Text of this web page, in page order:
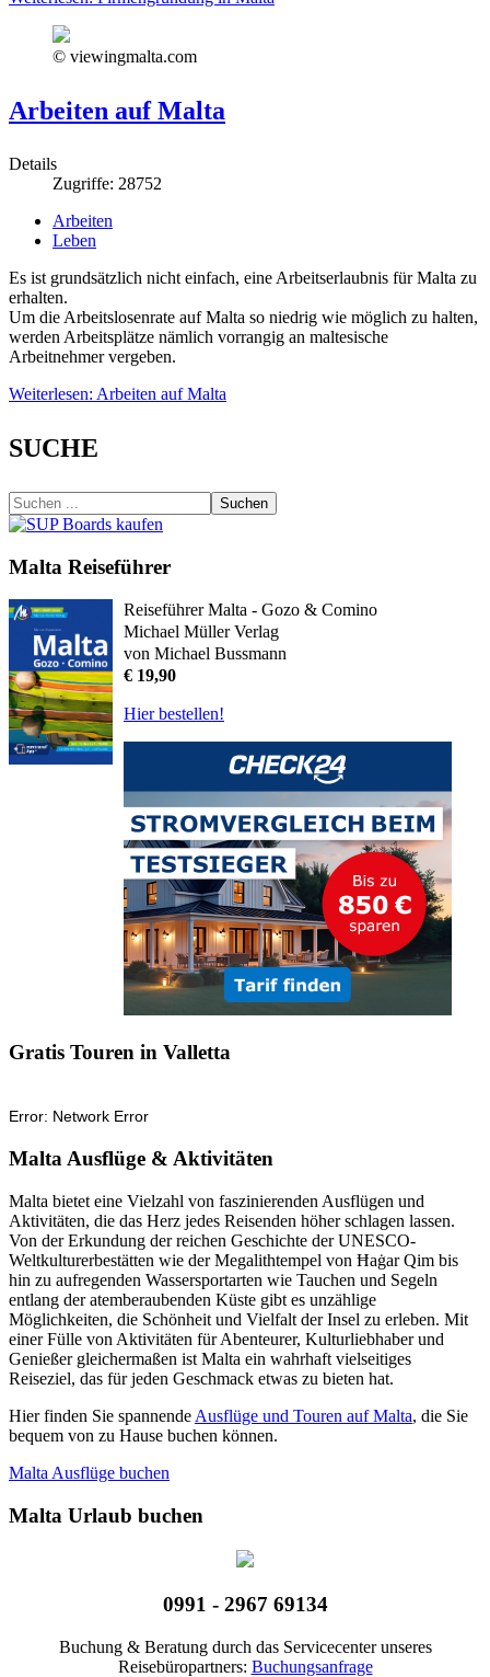
© viewingmalta.com
Arbeiten auf Malta
Details
Zugriffe: 28752
Arbeiten
Leben
Es ist grundsätzlich nicht einfach, eine Arbeitserlaubnis für Malta zu
erhalten.
Um die Arbeitslosenrate auf Malta so niedrig wie möglich zu halten,
werden Arbeitsplätze nämlich vorrangig an maltesische
Arbeitnehmer vergeben.
Weiterlesen: Arbeiten auf Malta
SUCHE
Suchen
Malta Reiseführer
Reiseführer Malta - Gozo & Comino
Michael Müller Verlag
von Michael Bussmann
€ 19,90
Hier bestellen!
Gratis Touren in Valletta
Malta Ausflüge & Aktivitäten
Malta bietet eine Vielzahl von faszinierenden Ausflügen und
Aktivitäten, die das Herz jedes Reisenden höher schlagen lassen.
Von der Erkundung der reichen Geschichte der UNESCO-
Weltkulturerbestätten wie der Megalithtempel von Ħaġar Qim bis
hin zu aufregenden Wassersportarten wie Tauchen und Segeln
entlang der atemberaubenden Küste gibt es unzählige
Möglichkeiten, die Schönheit und Vielfalt der Insel zu erleben. Mit
einer Fülle von Aktivitäten für Abenteurer, Kulturliebhaber und
Genießer gleichermaßen ist Malta ein wahrhaft vielseitiges
Reiseziel, das für jeden Geschmack etwas zu bieten hat.
Hier finden Sie spannende Ausflüge und Touren auf Malta, die Sie
bequem von zu Hause buchen können.
Malta Ausflüge buchen
Malta Urlaub buchen
0991 - 2967 69134
Buchung & Beratung durch das Servicecenter unseres
Reisebüropartners: Buchungsanfrage